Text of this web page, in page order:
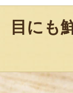
目にも